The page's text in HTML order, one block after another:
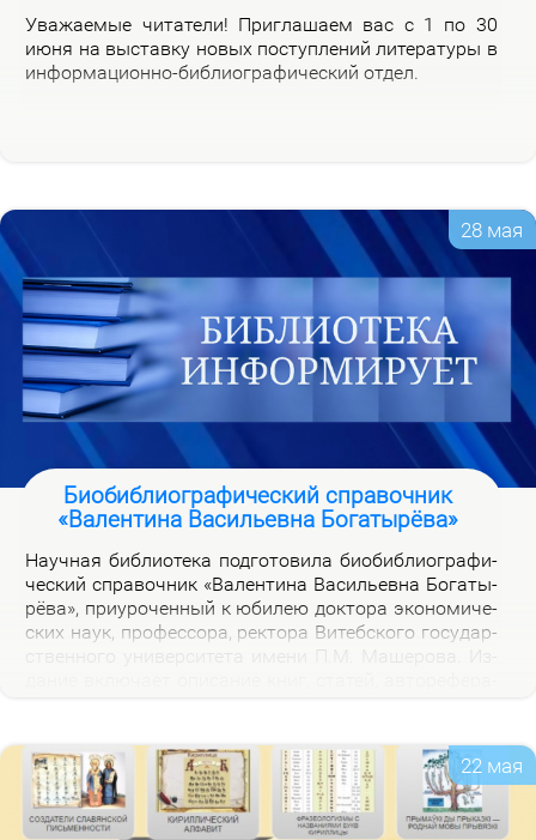
Ува­жа­е­мые чи­та­те­ли! При­гла­ша­ем вас с 1 по 30
июня на вы­став­ку но­вых по­ступ­ле­ний ли­те­ра­ту­ры в
ин­фор­ма­ци­он­но-биб­лио­гра­фи­че­ский от­дел.
28 мая
Биобиблиографический справочник
«Валентина Васильевна Богатырёва»
На­уч­ная биб­лио­те­ка под­го­то­ви­ла био­биб­лио­гра­фи­
че­ский спра­воч­ник «Ва­лен­ти­на Ва­си­льев­на Бо­га­ты­
рё­ва», при­уро­чен­ный к юби­лею док­то­ра эко­но­ми­че­
ских на­ук, про­фес­со­ра, рек­то­ра Ви­теб­ско­го го­судар­
22 мая